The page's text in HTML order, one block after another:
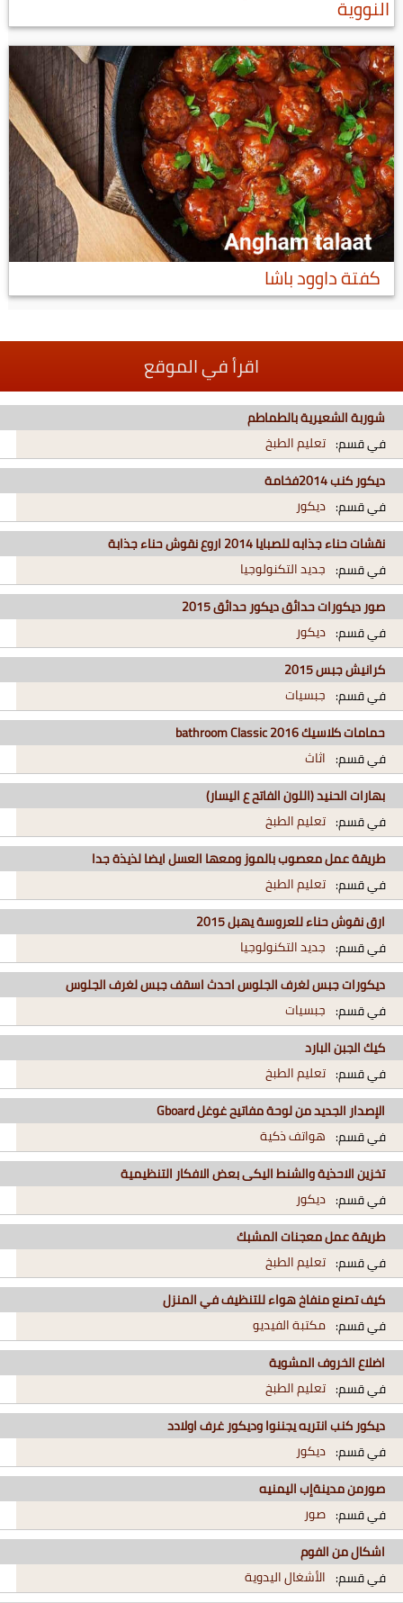
النووية
كفتة داوود باشا
اقرأ في الموقع
شوربة الشعيرية بالطماطم
في قسم: تعليم الطبخ
ديكور كنب 2014فخامة
في قسم: ديكور
نقشات حناء جذابه للصبايا 2014 اروع نقوش حناء جذابة
في قسم: جديد التكنولوجيا
صور ديكورات حدائق ديكور حدائق 2015
في قسم: ديكور
كرانيش جبس 2015
في قسم: جبسيات
حمامات كلاسيك 2016 bathroom Classic
في قسم: اثاث
بهارات الحنيد (اللون الفاتح ع اليسار)
في قسم: تعليم الطبخ
طريقة عمل معصوب بالموز ومعها العسل ايضا لذيذة جدا
في قسم: تعليم الطبخ
ارق نقوش حناء للعروسة يهبل 2015
في قسم: جديد التكنولوجيا
ديكورات جبس لغرف الجلوس احدث اسقف جبس لغرف الجلوس
في قسم: جبسيات
كيك الجبن البارد
في قسم: تعليم الطبخ
الإصدار الجديد من لوحة مفاتيح غوغل Gboard
في قسم: هواتف ذكية
تخزين الاحذية والشنط اليكى بعض الافكار التنظيمية
في قسم: ديكور
طريقة عمل معجنات المشبك
في قسم: تعليم الطبخ
كيف تصنع منفاخ هواء للتنظيف في المنزل
في قسم: مكتبة الفيديو
اضلاع الخروف المشوية
في قسم: تعليم الطبخ
ديكور كنب انتريه يجننوا وديكور غرف اولادد
في قسم: ديكور
صورمن مدينةإب اليمنيه
في قسم: صور
اشكال من الفوم
في قسم: الأشغال اليدوية